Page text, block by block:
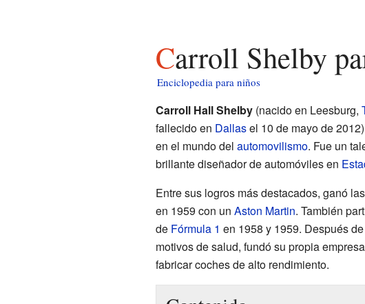
Carroll Shelby
Enciclopedia para niños
Carroll Hall Shelby(nacido en Leesburg,
fallecido en Dallasel 10 de mayo de
en el mundo del automovilismo. Fue un
brillante diseñador de automóviles en
Entre sus logros más destacados, ganó
en 1959 con un Aston Martin. También
de Fórmula 1 en 1958 y 1959. Después
motivos de salud, fundó su propia
fabricar coches de alto rendimiento.